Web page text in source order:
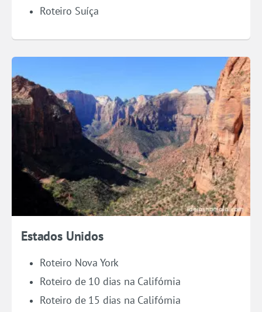
Roteiro Suíça
Estados Unidos
Roteiro Nova York
Roteiro de 10 dias na Califórnia
Roteiro de 15 dias na Califórnia